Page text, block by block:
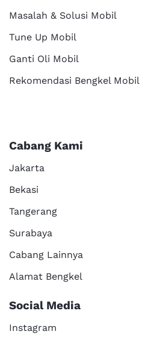
Masalah & Solusi Mobil
Tune Up Mobil
Ganti Oli Mobil
Rekomendasi Bengkel Mobil
Cabang Kami
Jakarta
Bekasi
Tangerang
Surabaya
Cabang Lainnya
Alamat Bengkel
Social Media
Instagram